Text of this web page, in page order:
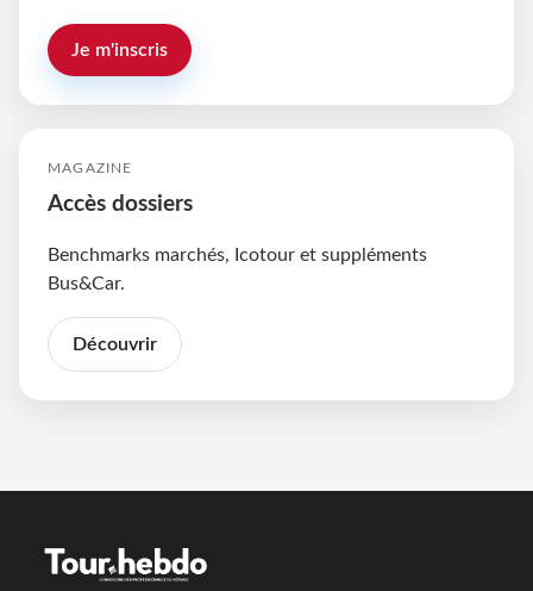
Je m'inscris
MAGAZINE
Accès dossiers
Benchmarks marchés, Icotour et suppléments
Bus&Car.
Découvrir